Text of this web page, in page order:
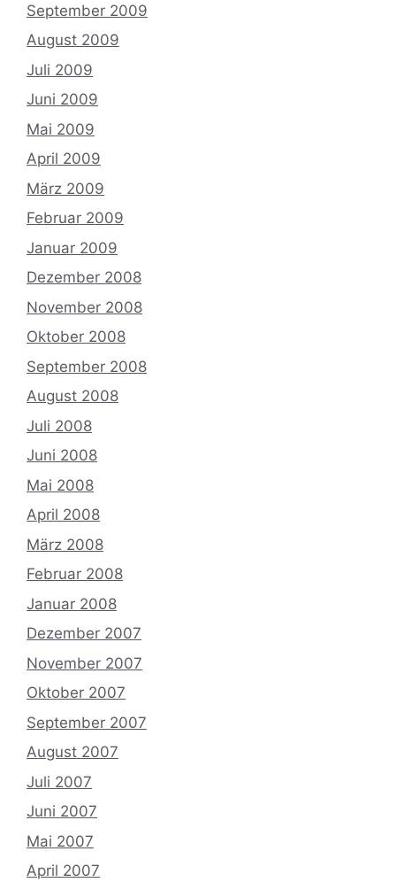
September 2009
August 2009
Juli 2009
Juni 2009
Mai 2009
April 2009
März 2009
Februar 2009
Januar 2009
Dezember 2008
November 2008
Oktober 2008
September 2008
August 2008
Juli 2008
Juni 2008
Mai 2008
April 2008
März 2008
Februar 2008
Januar 2008
Dezember 2007
November 2007
Oktober 2007
September 2007
August 2007
Juli 2007
Juni 2007
Mai 2007
April 2007